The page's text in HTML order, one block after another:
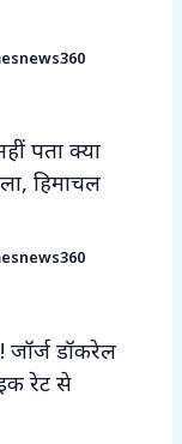
पता क्या
हिमाचल
डॉकरेल
रेट से